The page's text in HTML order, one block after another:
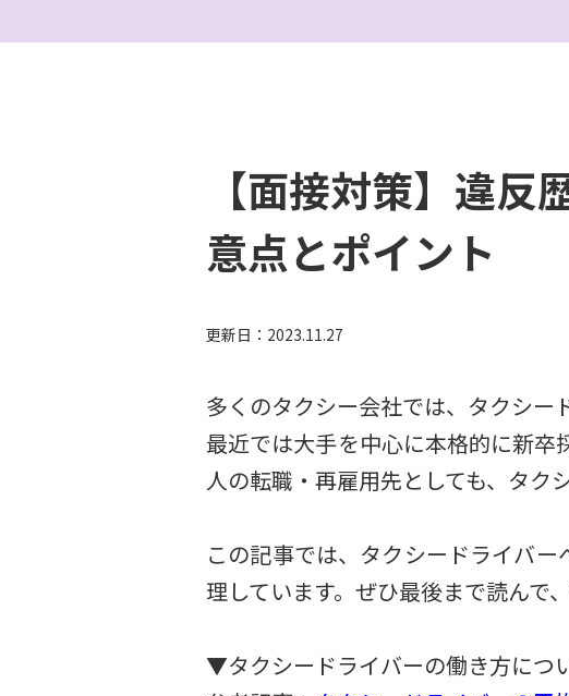
【面接対策】違
意点とポイント
更新日： 2023.11.27
多くのタクシー会社では、タクシー
最近では大手を中心に本格的に新
人の転職・再雇用先としても、タク
この記事では、タクシードライバ
理しています。ぜひ最後まで読んで
▼タクシードライバーの働き方につ